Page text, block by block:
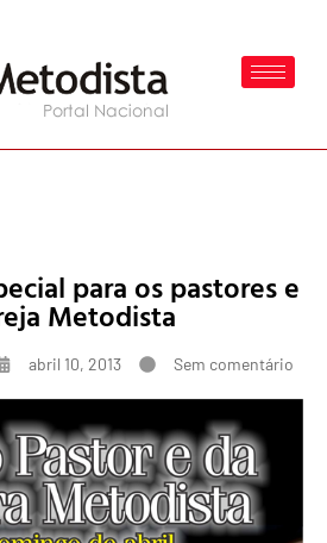
para os pastores e
Metodista
abril 10, 2013 Sem comentário